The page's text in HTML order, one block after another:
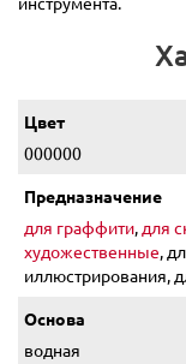
Цвет
000000
Предназначение
для граффити, для
художественные,
иллюстрирования,
Основа
водная